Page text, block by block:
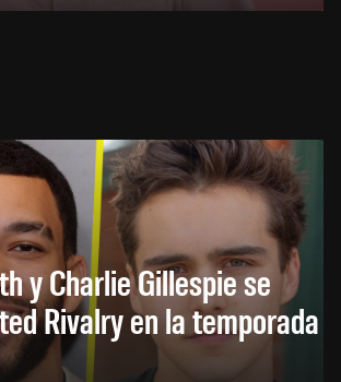
y Charlie Gillespie se
Rivalry en la temporada